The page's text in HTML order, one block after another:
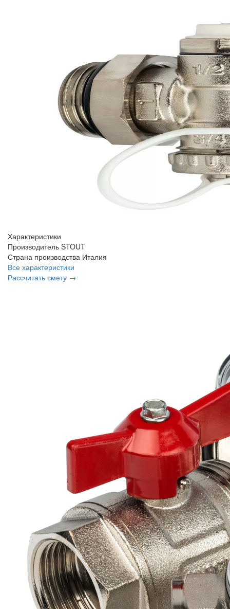
Характеристики
Производитель STOUT
Страна производства Италия
Все характеристики
Рассчитать смету →